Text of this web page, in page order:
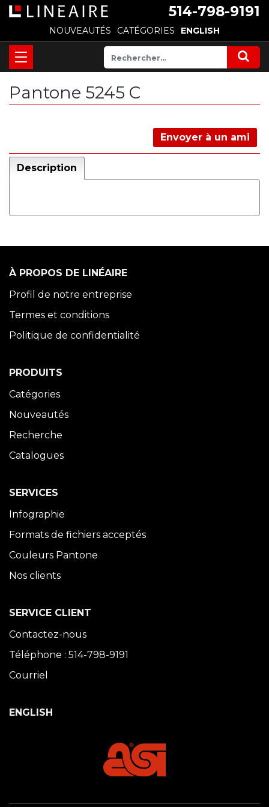
514-798-9191
NOUVEAUTÉS CATÉGORIES ENGLISH
Pantone 5245 C
Envoyer à un ami
Description
À PROPOS DE LINÉAIRE
Profil de notre entreprise
Termes et conditions
Politique de confidentialité
PRODUITS
Catégories
Nouveautés
Recherche
Catalogues
SERVICES
Infographie
Formats de fichiers acceptés
Couleurs Pantone
Nos clients
SERVICE CLIENT
Contactez-nous
Téléphone : 514-798-9191
Courriel
ENGLISH